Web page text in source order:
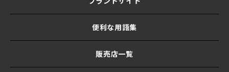
便利な用語集
販売店一覧